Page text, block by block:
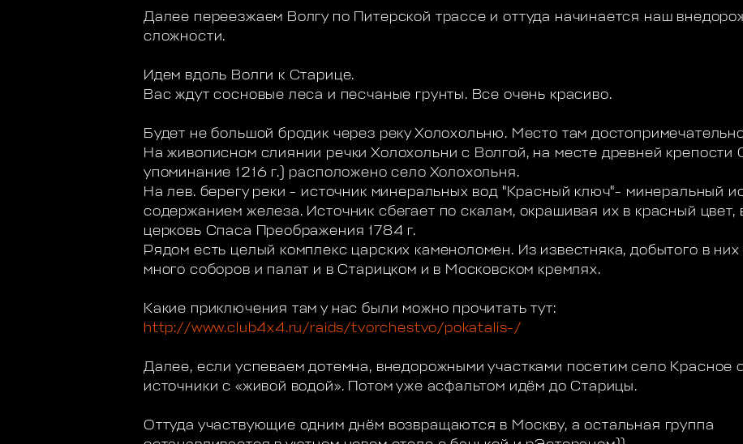
Далее переезжаем Волгу по Питерской трассе и оттуда начинается наш
сложности.
Идeм вдоль Волги к Старице.
Вас ждут сосновые леса и песчаные грунты. Все очень красиво.
Будет не большой бродик через реку Холохольню. Место там
На живописном слиянии речки Холохольни с Волгой, на месте древней крепости
упоминание 1216 г.) расположено село Холохольня.
На лев. берегу реки - источник минеральных вод "Красный ключ"- минеральный
содержанием железа. Источник сбегает по скалам, окрашивая их в красный цвет,
церковь Спаса Преображения 1784 г.
Рядом есть целый комплекс царских каменоломен. Из известняка, добытого в
много соборов и палат и в Старицком и в Московском кремлях.
Какие приключения там у нас были можно прочитать тут:
http://www.club4x4.ru/raids/tvorchestvo/pokatalis-/
Далее, если успеваем дотемна, внедорожными участками посетим село Красное
источники с «живой водой». Потом уже асфальтом идём до Старицы.
Оттуда участвующие одним днём возвращаются в Москву, а остальная группа